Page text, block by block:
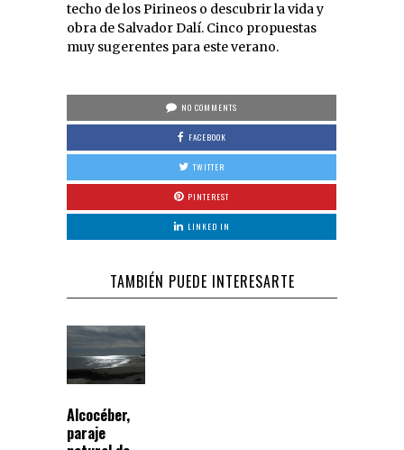
techo de los Pirineos o descubrir la vida y
obra de Salvador Dalí. Cinco propuestas
muy sugerentes para este verano.
NO COMMENTS
FACEBOOK
TWITTER
PINTEREST
LINKED IN
TAMBIÉN PUEDE INTERESARTE
Alcocéber,
paraje